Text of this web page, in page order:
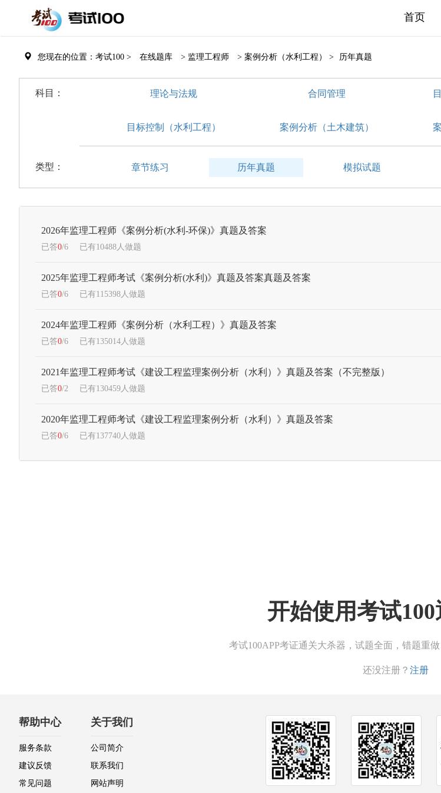
首页
您现在的位置：考试100 > 在线题库 > 监理工程师 > 案例分析（水利工程） > 历年真题
科目： 理论与法规 合同管理
目标控制（水利工程） 案例分析（土木建筑）
类型： 章节练习 历年真题 模拟试题
2026年监理工程师《案例分析(水利-环保)》真题及答案
已答0/6 已有10488人做题
2025年监理工程师考试《案例分析(水利)》真题及答案真题及答案
已答0/6 已有115398人做题
2024年监理工程师《案例分析（水利工程）》真题及答案
已答0/6 已有135014人做题
2021年监理工程师考试《建设工程监理案例分析（水利）》真题及答案（不完整版）
已答0/2 已有130459人做题
2020年监理工程师考试《建设工程监理案例分析（水利）》真题及答案
已答0/6 已有137740人做题
开始使用考试
考试100APP考证通关大杀器，试题全面，错题重
还没注册？ 注册
帮助中心
服务条款
建议反馈
常见问题
关于我们
公司简介
联系我们
网站声明